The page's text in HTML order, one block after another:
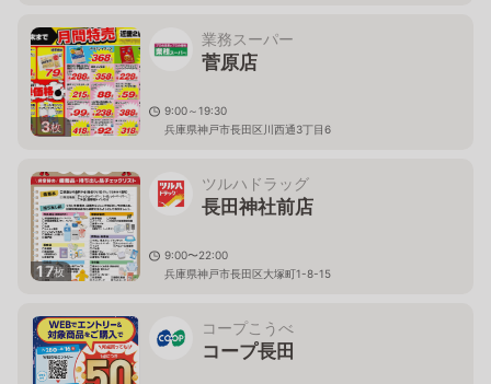
3枚
業務スーパー
菅原店
9:00～19:30
兵庫県神戸市長田区川西通3丁目6
17枚
ツルハドラッグ
長田神社前店
9:00〜22:00
兵庫県神戸市長田区大塚町1-8-15
コープこうべ
コープ長田